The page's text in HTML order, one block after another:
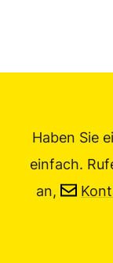
Haben Sie
einfach.
an,